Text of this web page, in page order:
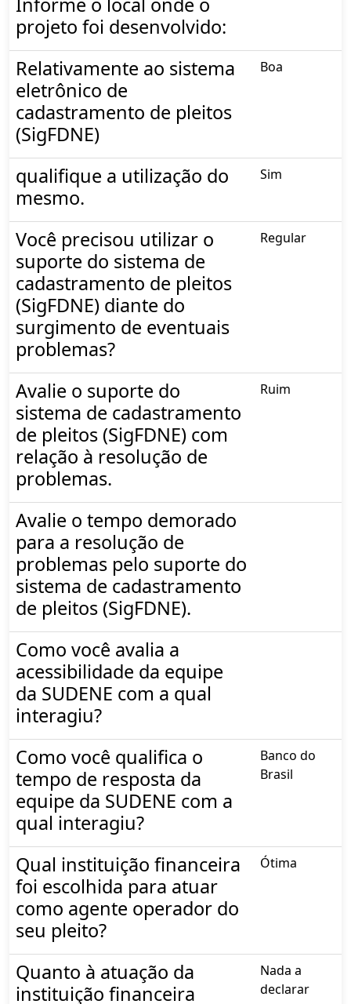
projeto foi desenvolvido:
Relativamente ao sistema
eletrônico de
cadastramento de pleitos
(SigFDNE)
Boa
qualifique a utilização do
mesmo.
Sim
Você precisou utilizar o
suporte do sistema de
cadastramento de pleitos
(SigFDNE) diante do
surgimento de eventuais
problemas?
Regular
Avalie o suporte do
sistema de cadastramento
de pleitos (SigFDNE) com
relação à resolução de
problemas.
Ruim
Avalie o tempo demorado
para a resolução de
problemas pelo suporte do
sistema de cadastramento
de pleitos (SigFDNE).
Como você avalia a
acessibilidade da equipe
da SUDENE com a qual
interagiu?
Como você qualifica o
tempo de resposta da
equipe da SUDENE com a
qual interagiu?
Banco do
Brasil
Qual instituição financeira
foi escolhida para atuar
como agente operador do
seu pleito?
Ótima
Quanto à atuação da
instituição financeira
Nada a
declarar